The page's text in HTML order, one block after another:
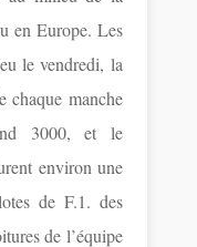
en Europe. Les
le vendredi, la
chaque manche
3000, et le
environ une
de F.1. des
de l’équipe